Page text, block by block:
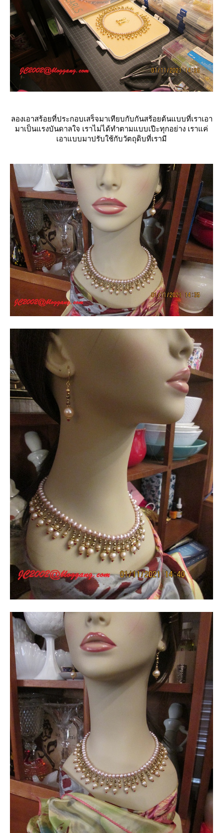
ลองเอาสร้อยที่ประกอบเสร็จมาเทียบกับกันสร้อยต้นแบบที่เราเอา
มาเป็นแรงบันดาลใจ เราไม่ได้ทำตามแบบเปีะทุกอย่าง เราแค่
เอาแบบมาปรับใช้กับวัตถุดิบที่เรามี